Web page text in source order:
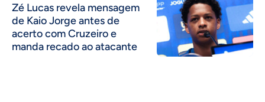
Zé Lucas revela mensagem
de Kaio Jorge antes de
acerto com Cruzeiro e
manda recado ao atacante